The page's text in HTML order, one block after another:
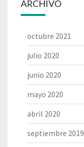
ARCHIVO
octubre 2021
julio 2020
junio 2020
mayo 2020
abril 2020
septiembre 2019